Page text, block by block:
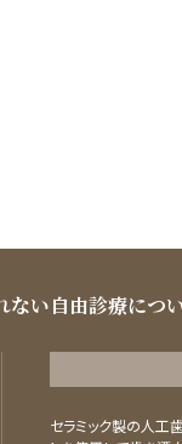
ない自由診療につ
セラミック製の⼈⼯